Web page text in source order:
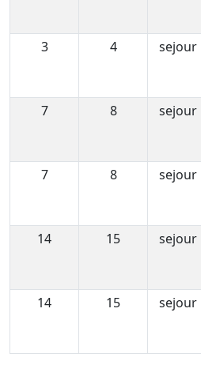
3
4 sejour
7
8 sejour
7
8 sejour
14
15 sejour
14
15 sejour